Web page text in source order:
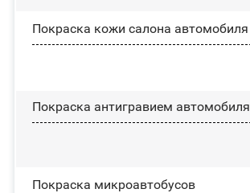
Покраска кожи салона автомобиля
Покраска антигравием автомобиля
Покраска микроавтобусов